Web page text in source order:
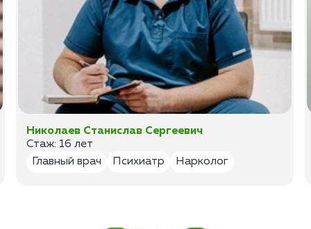
Николаев Станислав Сергеевич
Стаж: 16 лет
Главный врач
Психиатр Нарколог